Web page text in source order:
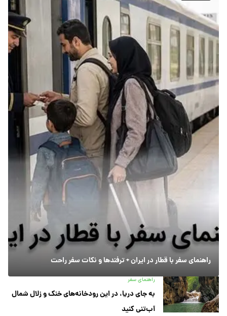
راهنمای سفر با قطار در ایران + ترفندها و نکات سفر راحت
راهنمای سفر
به جای دریا، در این رودخانه‌های خنک و زلال شمال
آب‌تنی کنید